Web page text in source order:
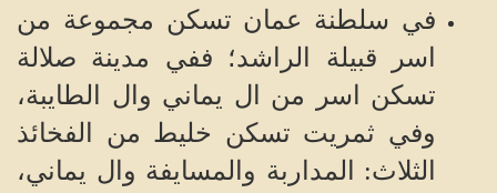
في سلطنة عمان تسكن مجموعة من
اسر قبيلة الراشد؛ ففي مدينة صلالة
تسكن اسر من ال يماني وال الطايبة،
وفي ثمريت تسكن خليط من الفخائذ
الثلاث: المداربة والمسايفة وال يماني،